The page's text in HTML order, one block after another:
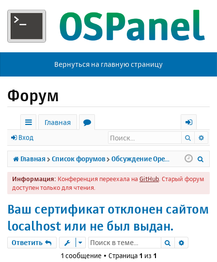
Вернуться на главную страницу
Форум
с
ы
л
к
Главная
р
у
м
х
о
д
Вход Поиск
Главная Список форумов
к
Информация: Конференция переехала на GitHub . Старый форум
доступен только для чтения.
Ваш сертификат отклонен сайтом
localhost или не был выдан.
Ответить Поиск
1 сообщение • Страница 1 из 1